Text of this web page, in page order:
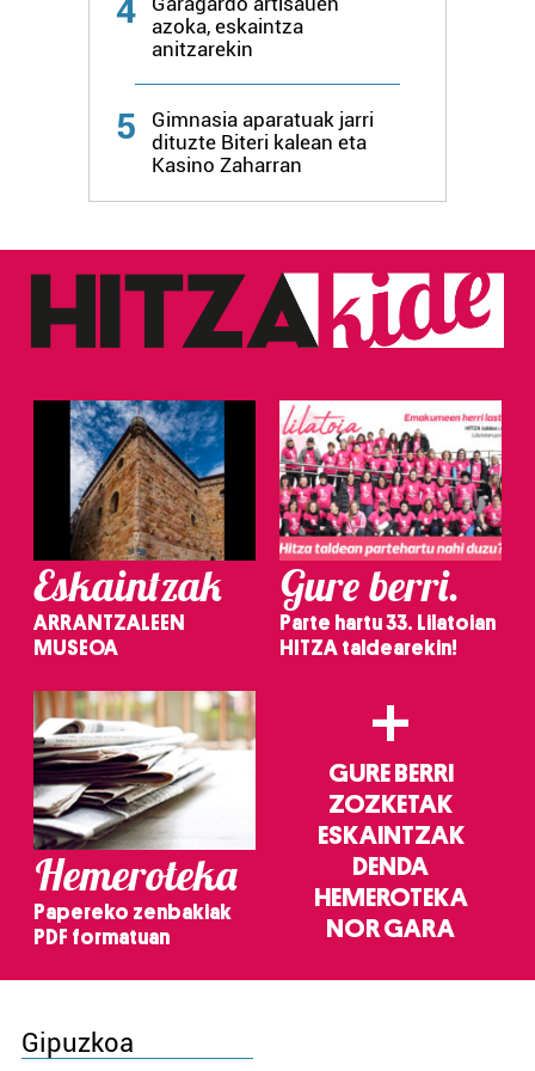
4
azoka, eskaintza
anitzarekin
5
Gimnasia aparatuak jarri
dituzte Biteri kalean eta
Kasino Zaharran
Eskaintzak
ARRANTZALEEN
MUSEOA
Gure berri.
Parte hartu 33. Lilatoian
HITZA taldearekin!
Hemeroteka
Papereko zenbakiak
PDF formatuan
+
GURE BERRI
ZOZKETAK
ESKAINTZAK
DENDA
HEMEROTEKA
NOR GARA
Gipuzkoa